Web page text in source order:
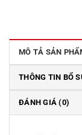
MÔ TẢ SẢN
THÔNG TIN BỔ
ĐÁNH GIÁ (0)